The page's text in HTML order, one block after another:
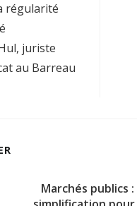
régularité
juriste
au Barreau
Marchés publics